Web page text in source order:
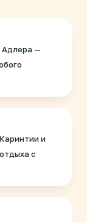
Адлера —
и
с